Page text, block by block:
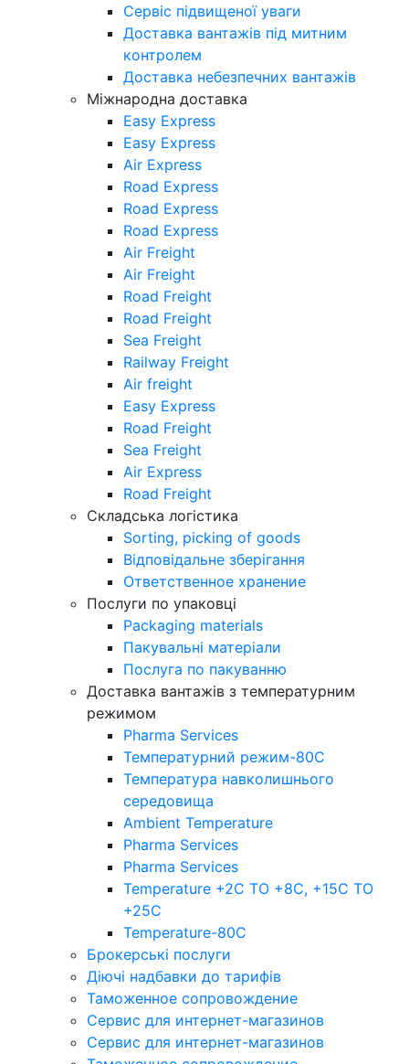
Сервіс підвищеної уваги
Доставка вантажів під митним
контролем
Доставка небезпечних вантажів
Міжнародна доставка
Easy Express
Easy Express
Air Express
Road Express
Road Express
Road Express
Air Freight
Air Freight
Road Freight
Road Freight
Sea Freight
Railway Freight
Air freight
Easy Express
Road Freight
Sea Freight
Air Express
Road Freight
Складська логістика
Sorting, picking of goods
Відповідальне зберігання
Ответственное хранение
Послуги по упаковці
Packaging materials
Пакувальнi матерiали
Послуга по пакуванню
Доставка вантажів з температурним
режимом
Pharma Services
Температурний режим-80С
Температура навколишнього
середовища
Ambient Temperature
Pharma Services
Pharma Services
Temperature +2C TO +8С, +15C TO
+25С
Temperature-80С
Брокерські послуги
Діючі надбавки до тарифів
Таможенное сопровождение
Сервис для интернет-магазинов
Сервис для интернет-магазинов